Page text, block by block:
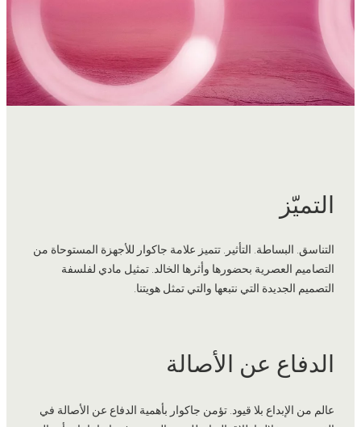
التميّز
التناسق. البساطة. التأثير. تتميز علامة جاكوار للأجهزة المستوحاة من
التصاميم العصرية بحضورها وأثرها الخالد. تمثيل مادي لفلسفة
التصميم الجديدة التي نتبعها والتي تمثل هويتنا.
الدفاع عن الأصالة
عالم من الإبداع بلا قيود. تؤمن جاكوار بأهمية الدفاع عن الأصالة في